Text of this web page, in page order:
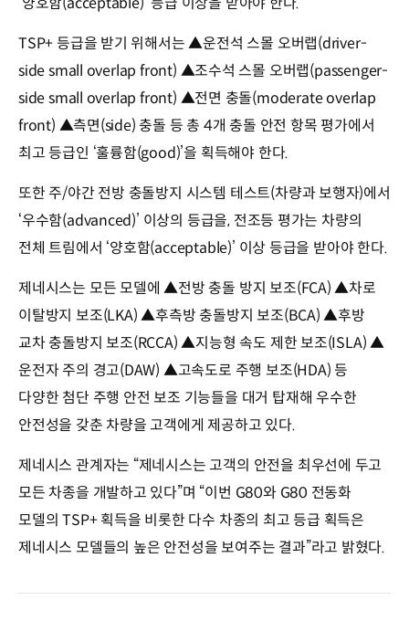
TSP+ 등급을 받기 위해서는 ▲운전석 스몰 오버랩(driver-
side small overlap front) ▲조수석 스몰 오버랩(passenger-
side small overlap front) ▲전면 충돌(moderate overlap
front) ▲측면(side) 충돌 등 총 4개 충돌 안전 항목 평가에서
최고 등급인 ‘훌륭함(good)’을 획득해야 한다.
또한 주/야간 전방 충돌방지 시스템 테스트(차량과 보행자)에서
‘우수함(advanced)’ 이상의 등급을, 전조등 평가는 차량의
전체 트림에서 ‘양호함(acceptable)’ 이상 등급을 받아야 한다.
제네시스는 모든 모델에 ▲전방 충돌 방지 보조(FCA) ▲차로
이탈방지 보조(LKA) ▲후측방 충돌방지 보조(BCA) ▲후방
교차 충돌방지 보조(RCCA) ▲지능형 속도 제한 보조(ISLA) ▲
운전자 주의 경고(DAW) ▲고속도로 주행 보조(HDA) 등
다양한 첨단 주행 안전 보조 기능들을 대거 탑재해 우수한
안전성을 갖춘 차량을 고객에게 제공하고 있다.
제네시스 관계자는 “제네시스는 고객의 안전을 최우선에 두고
모든 차종을 개발하고 있다”며 “이번 G80와 G80 전동화
모델의 TSP+ 획득을 비롯한 다수 차종의 최고 등급 획득은
제네시스 모델들의 높은 안전성을 보여주는 결과”라고 밝혔다.